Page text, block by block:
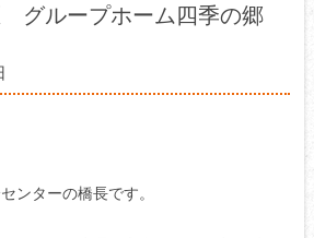
グループホーム四季の郷
ンターの橋長です。